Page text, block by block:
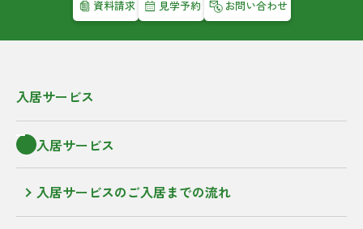
資料請求 見学予約 お問い合わせ
入居サービス
入居サービス
入居サービスのご入居までの流れ